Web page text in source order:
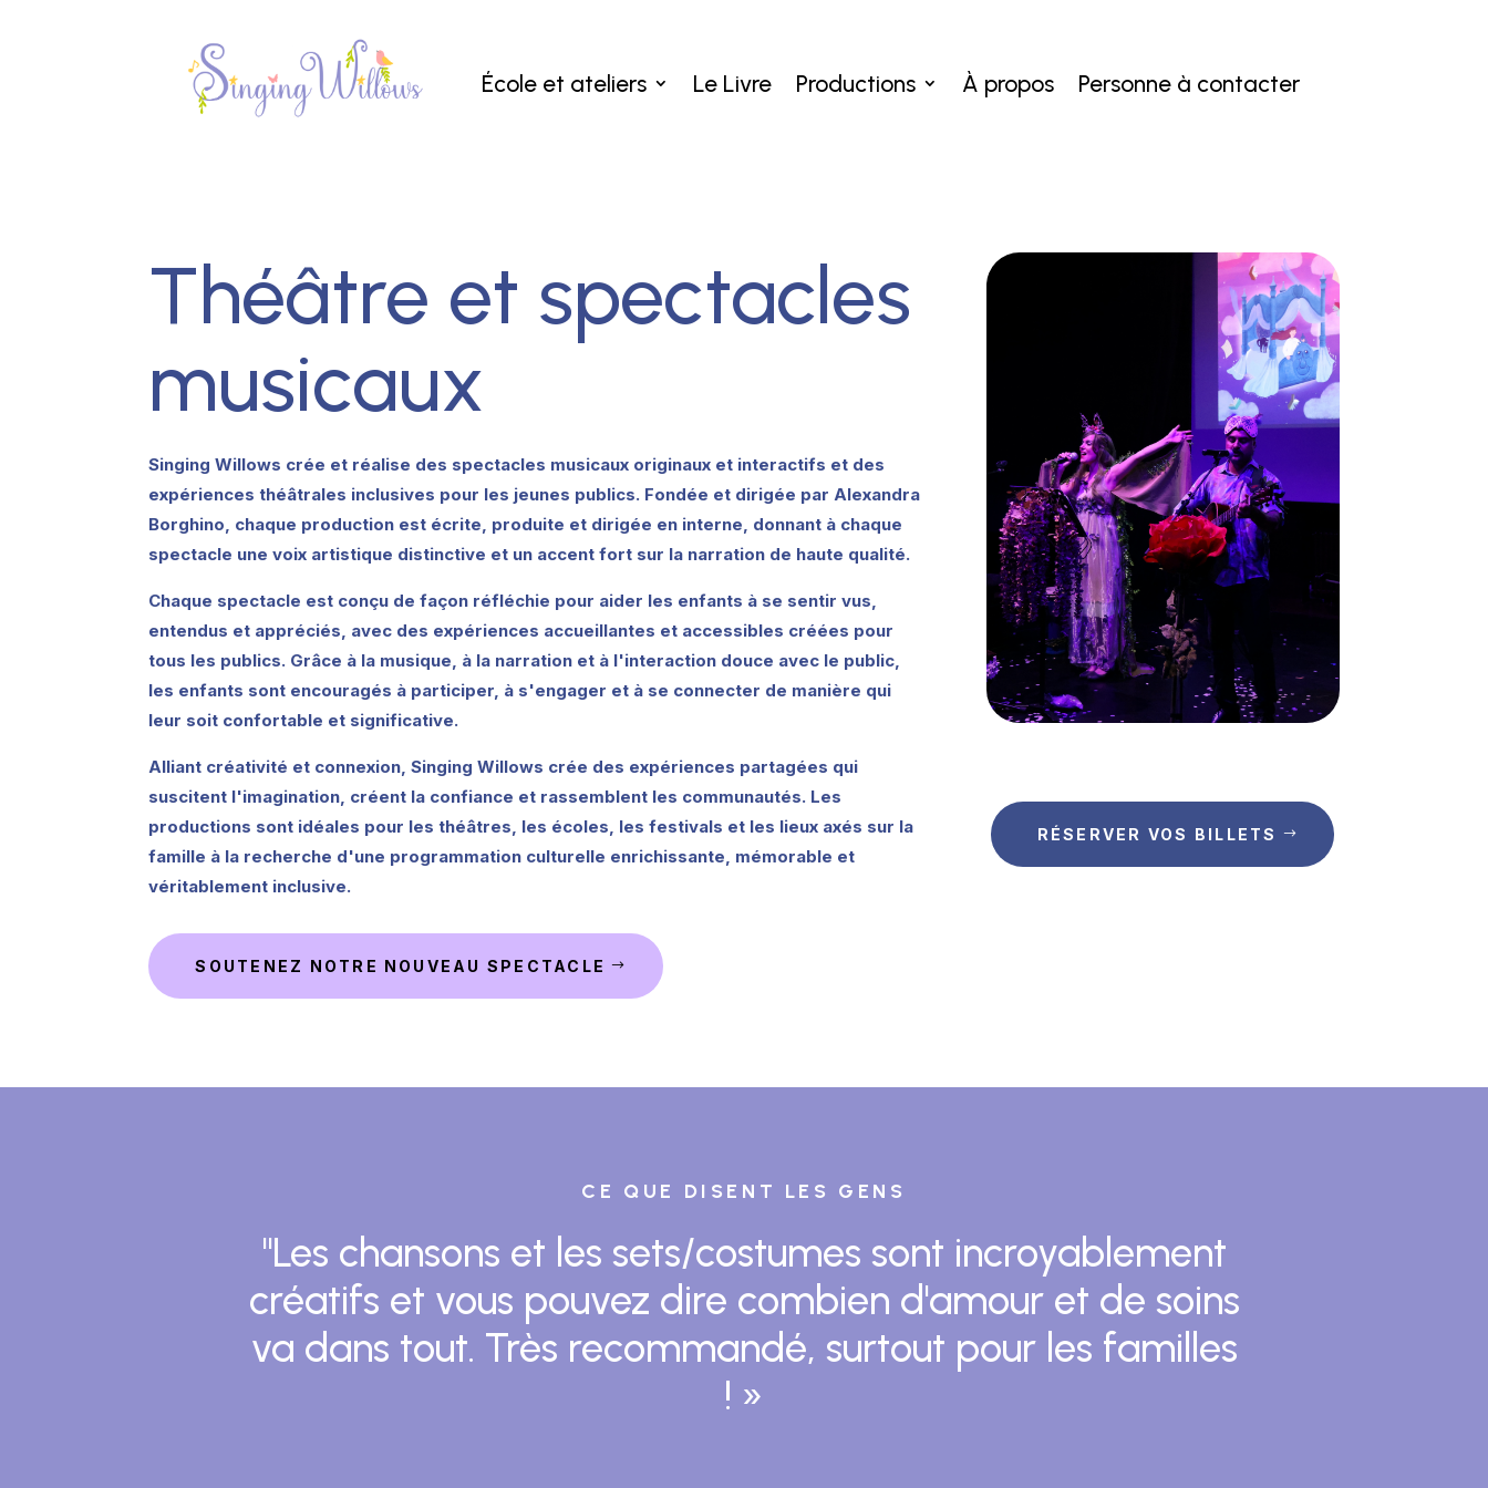
École et ateliers Le Livre Productions À propos Personne à contacter
Théâtre et spectacles
musicaux
Singing Willows crée et réalise des spectacles musicaux originaux et interactifs et des
expériences théâtrales inclusives pour les jeunes publics. Fondée et dirigée par Alexandra
Borghino , chaque production est écrite, produite et dirigée en interne, donnant à chaque
spectacle une voix artistique distinctive et un accent fort sur la narration de haute qualité.
Chaque spectacle est conçu de façon réfléchie pour aider les enfants à se sentir vus,
entendus et appréciés, avec des expériences accueillantes et accessibles créées pour
tous les publics. Grâce à la musique, à la narration et à l'interaction douce avec le public,
les enfants sont encouragés à participer, à s'engager et à se connecter de manière qui
leur soit confortable et significative.
Alliant créativité et connexion, Singing Willows crée des expériences partagées qui
suscitent l'imagination, créent la confiance et rassemblent les communautés. Les
productions sont idéales pour les théâtres, les écoles, les festivals et les lieux axés sur la
famille à la recherche d'une programmation culturelle enrichissante, mémorable et
véritablement inclusive.
SOUTENEZ NOTRE NOUVEAU SPECTACLE
RÉSERVER VOS BILLETS
CE QUE DISENT LES GENS
"Les chansons et les sets/costumes sont incroyablement
créatifs et vous pouvez dire combien d'amour et de soins
va dans tout. Très recommandé, surtout pour les familles
! »